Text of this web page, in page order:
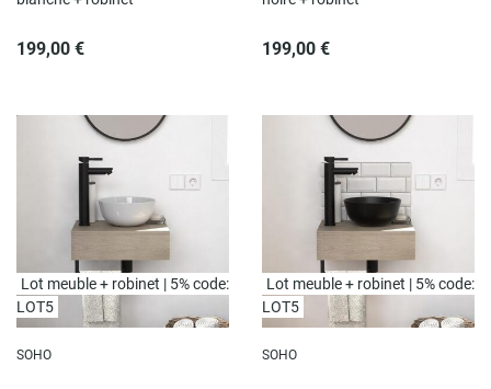
199,00 € 199,00 €
SOHO
Lot meuble + robinet | 5% code:
LOT5
SOHO
Lot meuble + robinet | 5% code:
LOT5